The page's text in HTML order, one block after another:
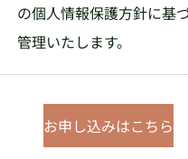
の個人情報保護方針に基
管理いたします。
お申し込みはこちら